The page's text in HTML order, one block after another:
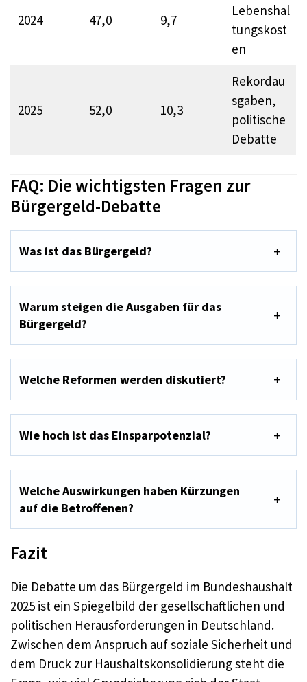
2024 47,0 9,7
Lebenshal
tungskost
en
2025 52,0 10,3
Rekordau
sgaben,
politische
Debatte
FAQ: Die wichtigsten Fragen zur
Bürgergeld-Debatte
Was ist das Bürgergeld?
Warum steigen die Ausgaben für das
Bürgergeld?
Welche Reformen werden diskutiert?
Wie hoch ist das Einsparpotenzial?
Welche Auswirkungen haben Kürzungen
auf die Betroffenen?
Fazit
Die Debatte um das Bürgergeld im Bundeshaushalt
2025 ist ein Spiegelbild der gesellschaftlichen und
politischen Herausforderungen in Deutschland.
Zwischen dem Anspruch auf soziale Sicherheit und
dem Druck zur Haushaltskonsolidierung steht die